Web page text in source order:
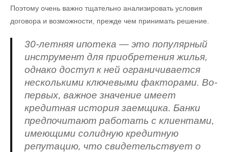
Поэтому очень важно тщательно анализировать условия
договора и возможности, прежде чем принимать решение.
30-летняя ипотека — это популярный
инструмент для приобретения жилья,
однако доступ к ней ограничивается
несколькими ключевыми факторами. Во-
первых, важное значение имеет
кредитная история заемщика. Банки
предпочитают работать с клиентами,
имеющими солидную кредитную
репутацию, что свидетельствует о